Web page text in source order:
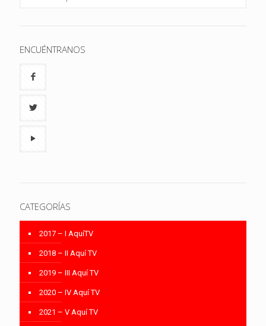
ENCUÉNTRANOS
CATEGORÍAS
2017 – I AquíTV
2018 – II Aquí TV
2019 – III Aquí TV
2020 – IV Aquí TV
2021 – V Aquí TV